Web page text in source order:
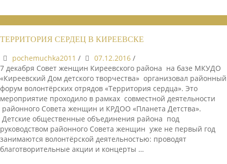
ТЕРРИТОРИЯ СЕРДЕЦ В КИРЕЕВСКЕ
pochemuchka2011 / 07.12.2016 /
7 декабря Совет женщин Киреевского района на базе МКУДО
«Киреевский Дом детского творчества» организовал районный
форум волонтёрских отрядов «Территория сердца». Это
мероприятие проходило в рамках совместной деятельности
районного Совета женщин и КРДОО «Планета Детства».
Детские общественные объединения района под
руководством районного Совета женщин уже не первый год
занимаются волонтёрской деятельностью: проводят
благотворительные акции и концерты …